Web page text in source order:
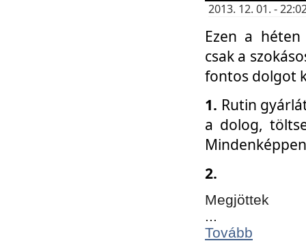
2013. 12. 01. -
Ezen a
csak a
fontos dolgot
1. Rutin
a dolog,
2.
Megjöttek
...
Tovább